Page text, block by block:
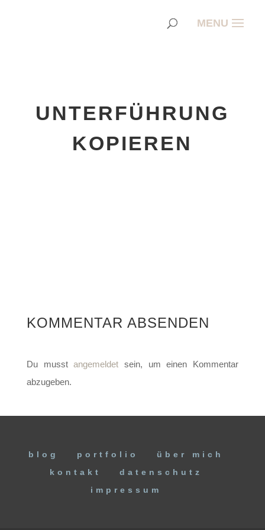
UNTERFÜHRUNG
KOPIEREN
KOMMENTAR ABSENDEN
Du musstangemeldet sein, um einen Kommentar
abzugeben.
blog portfolio
über mich
kontakt
datenschutz
impressum